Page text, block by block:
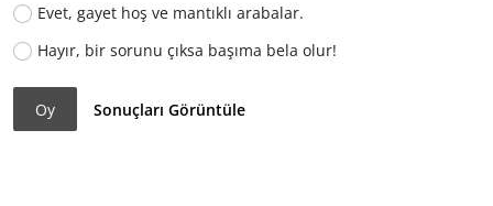
Evet, gayet hoş ve mantıklı arabalar.
Hayır, bir sorunu çıksa başıma bela olur!
Oy Sonuçları Görüntüle